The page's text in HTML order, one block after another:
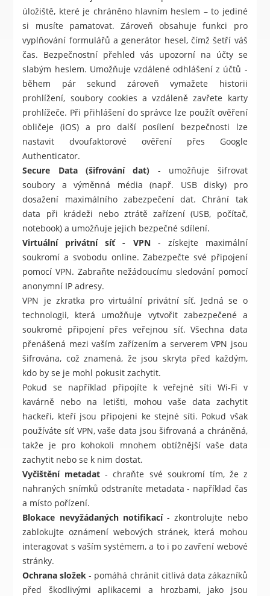
úložiště, které je chráněno hlavním heslem – to jediné
si musíte pamatovat. Zároveň obsahuje funkci pro
vyplňování formulářů a generátor hesel, čímž šetří váš
čas. Bezpečnostní přehled vás upozorní na účty se
slabým heslem. Umožňuje vzdálené odhlášení z účtů -
během pár sekund zároveň vymažete historii
prohlížení, soubory cookies a vzdáleně zavřete karty
prohlížeče. Při přihlášení do správce lze použít ověření
obličeje (iOS) a pro další posílení bezpečnosti lze
nastavit dvoufaktorové ověření přes Google
Authenticator.
Secure Data (šifrování dat) - umožňuje šifrovat
soubory a výměnná média (např. USB disky) pro
dosažení maximálního zabezpečení dat. Chrání tak
data při krádeži nebo ztrátě zařízení (USB, počítač,
notebook) a umožňuje jejich bezpečné sdílení.
Virtuální privátní síť - VPN- získejte maximální
soukromí a svobodu online. Zabezpečte své připojení
pomocí VPN. Zabraňte nežádoucímu sledování pomocí
anonymní IP adresy.
VPN je zkratka pro virtuální privátní síť. Jedná se o
technologii, která umožňuje vytvořit zabezpečené a
soukromé připojení přes veřejnou síť. Všechna data
přenášená mezi vaším zařízením a serverem VPN jsou
šifrována, což znamená, že jsou skryta před každým,
kdo by se je mohl pokusit zachytit.
Pokud se například připojíte k veřejné síti Wi-Fi v
kavárně nebo na letišti, mohou vaše data zachytit
hackeři, kteří jsou připojeni ke stejné síti. Pokud však
používáte síť VPN, vaše data jsou šifrovaná a chráněná,
takže je pro kohokoli mnohem obtížnější vaše data
zachytit nebo se k nim dostat.
Vyčištění metadat - chraňte své soukromí tím, že z
nahraných snímků odstraníte metadata - například čas
a místo pořízení.
Blokace nevyžádaných notifikací- zkontrolujte nebo
zablokujte oznámení webových stránek, která mohou
interagovat s vaším systémem, a to i po zavření webové
stránky.
Ochrana složek - pomáhá chránit citlivá data zákazníků
před škodlivými aplikacemi a hrozbami, jako jsou